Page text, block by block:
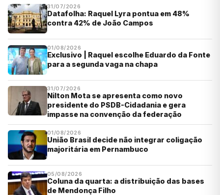
31/07/2026
Datafolha: Raquel Lyra pontua em 48%
contra 42% de João Campos
01/08/2026
Exclusivo | Raquel escolhe Eduardo da Fonte
para a segunda vaga na chapa
31/07/2026
Nilton Mota se apresenta como novo
presidente do PSDB-Cidadania e gera
impasse na convenção da federação
01/08/2026
União Brasil decide não integrar coligação
majoritária em Pernambuco
05/08/2026
Coluna da quarta: a distribuição das bases
de Mendonça Filho